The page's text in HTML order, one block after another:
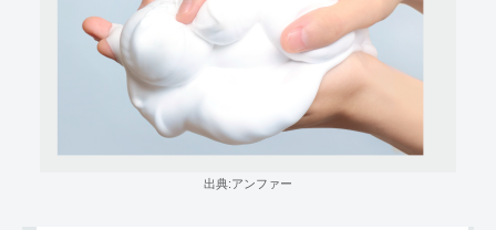
出典:アンファー